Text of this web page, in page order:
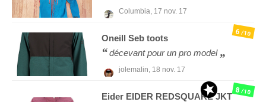
Columbia, 17 nov. 17
Oneill Seb toots
décevant pour un pro model
jolemalin, 18 nov. 17
6/10
Eider EIDER REDSQUARE JKT
8/10